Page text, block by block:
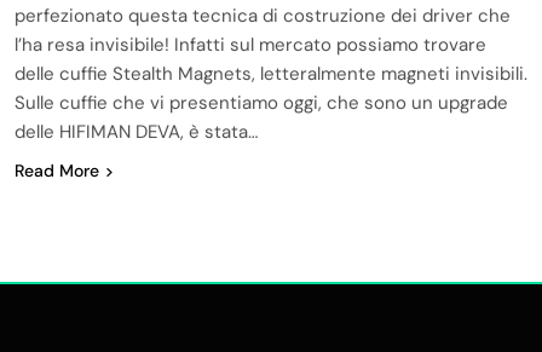
perfezionato questa tecnica di costruzione dei driver che
l’ha resa invisibile! Infatti sul mercato possiamo trovare
delle cuffie Stealth Magnets, letteralmente magneti invisibili.
Sulle cuffie che vi presentiamo oggi, che sono un upgrade
delle HIFIMAN DEVA, è stata…
Read More